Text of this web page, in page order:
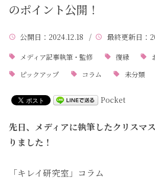
のポイント公開！
公開日 ：2024.12.18 / 最終更新日 ：
メディア記事執筆・監修 復縁
ピックアップ
コラム 未分類
Pocket
先日、メディアに執筆したクリスマ
りました！
「キレイ研究室」コラム